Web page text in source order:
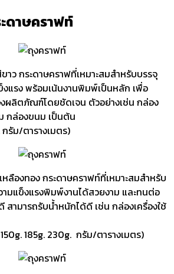
ดาษคราฟท์
ว กระดาษคราฟที่เหมาะสมสำหรับบรรจุ
แรง พร้อมเน้นงานพิมพ์เป็นหลัก เพื่อ
ลิตภัณฑ์โดยชัดเจน ตัวอย่างเช่น กล่อง
กล่องขนม เป็นต้น
รัม/ตารางเมตร)
ลืองทอง กระดาษคราฟท์ที่เหมาะสมสำหรับ
มแข็งแรงพิมพ์งานได้สวยงาม และทนต่อ
สามารถรับน้ำหนักได้ดี เช่น กล่องเครื่องใช้
185g. 230g. กรัม/ตารางเมตร)